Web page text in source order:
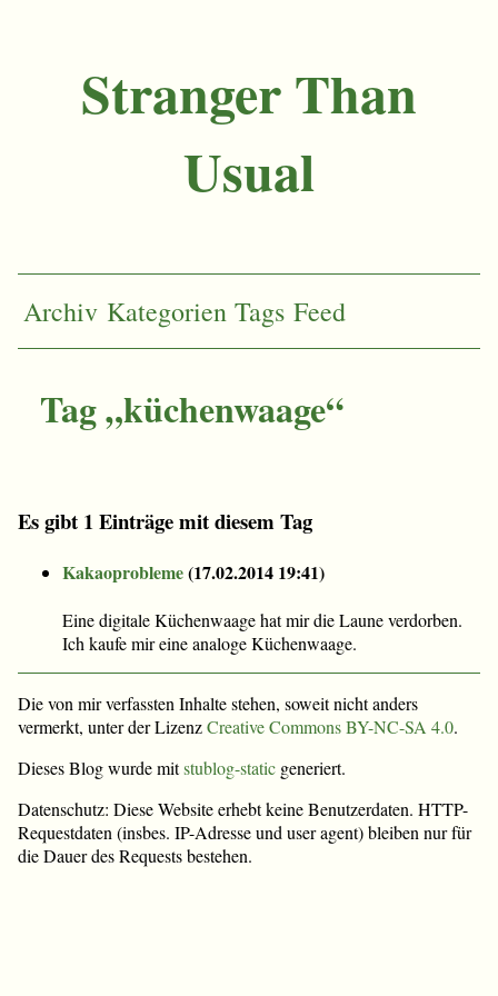
Stranger Than
Usual
Archiv Kategorien Tags Feed
Tag „küchenwaage“
Es gibt 1 Einträge mit diesem Tag
Kakaoprobleme(17.02.2014 19:41)
Eine digitale Küchenwaage hat mir die Laune verdorben.
Ich kaufe mir eine analoge Küchenwaage.
Die von mir verfassten Inhalte stehen, soweit nicht anders
vermerkt, unter der LizenzCreative Commons BY-NC-SA 4.0.
Dieses Blog wurde mitstublog-static generiert.
Datenschutz: Diese Website erhebt keine Benutzerdaten. HTTP-
Requestdaten (insbes. IP-Adresse und user agent) bleiben nur für
die Dauer des Requests bestehen.